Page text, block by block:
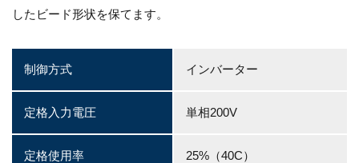
したビード形状を保てます。
制御方式 インバーター
定格入力電圧 単相200V
定格使用率 25%（40C）